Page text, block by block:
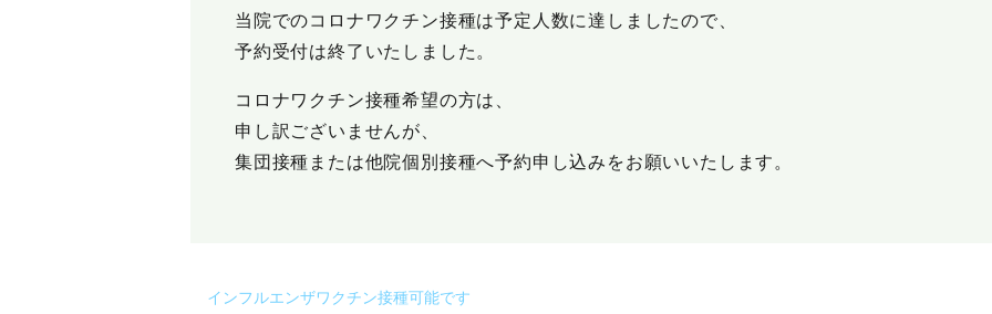
当院でのコロナワクチン接種は予定人数に達しましたので、
予約受付は終了いたしました。
コロナワクチン接種希望の方は、
申し訳ございませんが、
集団接種または他院個別接種へ予約申し込みをお願いいたします。
インフルエンザワクチン接種可能です